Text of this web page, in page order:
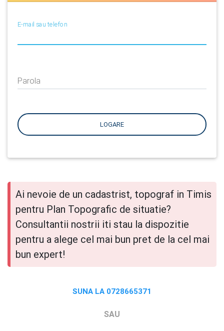
E-mail sau telefon
Parola
LOGARE
Ai nevoie de un cadastrist, topograf in Timis
pentru Plan Topografic de situatie?
Consultantii nostrii iti stau la dispozitie
pentru a alege cel mai bun pret de la cel mai
bun expert!
SUNA LA 0728665371
SAU